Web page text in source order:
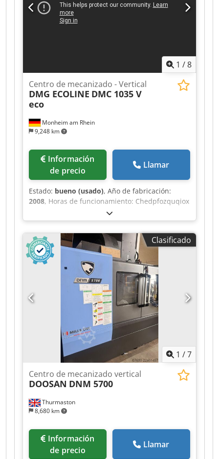
con un total de 600 horas de uso del husillo.
1 /8
Monheim am Rhein
9,248 km
Centro de mecanizado - Vertical
DMG ECOLINE DMC 1035 V
eco
de precio
Llamar
Estado: bueno (usado), Año de fabricación:
2008, Horas de funcionamiento: Chedpfozquqiox
Ak Hea - Horas de encendido: 44113 - Horas de
husillo: 13284 Equipamiento: * Control CNC
SIEMENS 810 D powerline * Cambiador
automático de herramientas de 20 posiciones *
Sistema de refrigeración * Transportador de
virutas Recorrido en el eje X: 1035 mm Recorrido
en el eje Y: 560 mm Recorrido en el eje Z: 510
mm Superficie de la mesa: 1200 x 560 mm Carga
máxima de la mesa: 1000 kg Conexión de
herramienta: SK 40 Velocidades del husillo: de
20 a 8000 rpm (ajustable de forma continua)
Avances: longitudinal/transversal/vertical: 20000
mm/min Avance rápido: 25 m/min Motor de
accionamiento del husillo: 13 kW Dimensiones
de la máquina: 2,6 x 2,6 x 2,7 m Peso de la
máquina: aproximadamente 4,1 t
Clasificado
1 /7
Thurmaston
8,680 km
Centro de mecanizado vertical
DOOSAN DNM 5700
de precio
Llamar